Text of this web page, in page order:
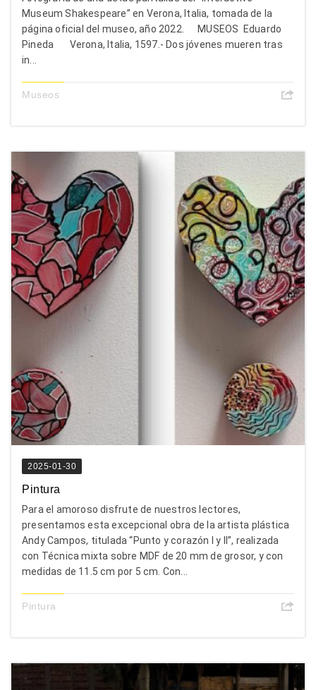
Museum Shakespeare” en Verona, Italia, tomada de la
página oficial del museo, año 2022. MUSEOS Eduardo
Pineda Verona, Italia, 1597.- Dos jóvenes mueren tras
in...
Museos
2025-01-30
Pintura
Para el amoroso disfrute de nuestros lectores,
presentamos esta excepcional obra de la artista plástica
Andy Campos, titulada “Punto y corazón I y II”, realizada
con Técnica mixta sobre MDF de 20 mm de grosor, y con
medidas de 11.5 cm por 5 cm. Con...
Pintura